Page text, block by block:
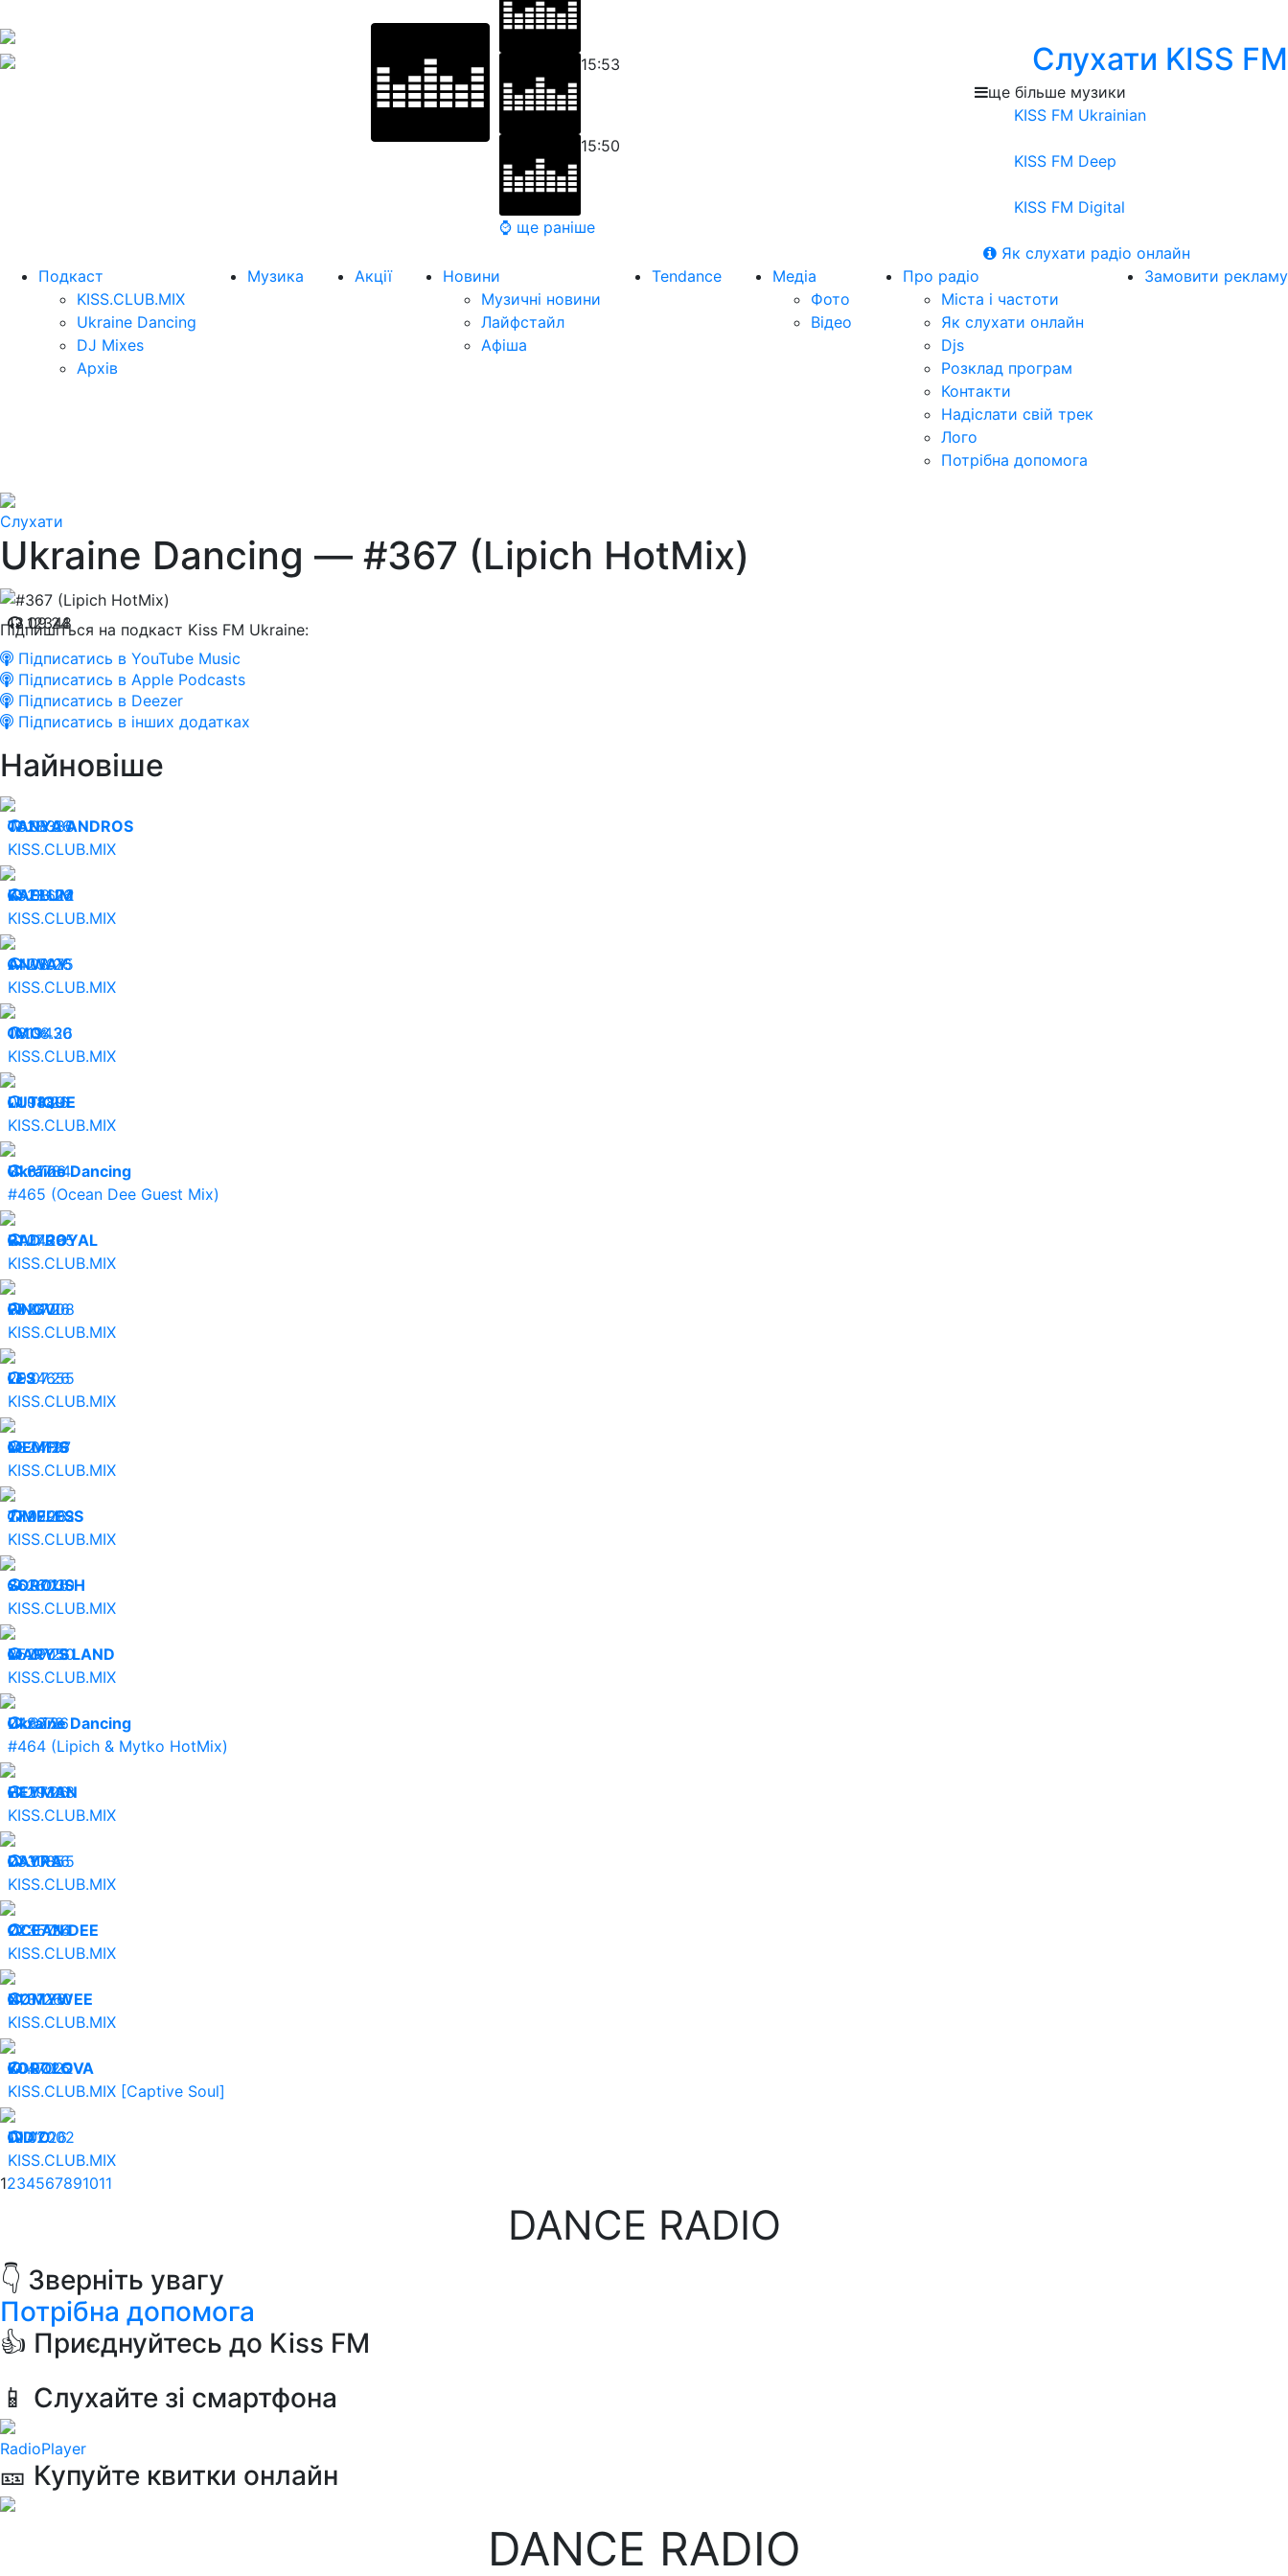
15:53
15:50
⌚ ще раніше
Слухати KISS FM
ще більше музики
KISS FM Ukrainian
KISS FM Deep
KISS FM Digital
Як слухати радіо онлайн
Подкаст
KISS.CLUB.MIX
Ukraine Dancing
DJ Mixes
Архів
Музика Акції
Новини
Музичні новини
Лайфстайл
Афіша
Tendance
Медіа
Фото
Відео
Про радіо
Міста і частоти
Як слухати онлайн
Djs
Розклад програм
Контакти
Надіслати свій трек
Лого
Потрібна допомога
Замовити рекламу
Слухати
Ukraine Dancing — #367 (Lipich HotMix)
13.09.24
12348
Підпишіться на подкаст Kiss FM Ukraine:
Підписатись в YouTube Music
Підписатись в Apple Podcasts
Підписатись в Deezer
Підписатись в інших додатках
Найновіше
06.08.26
28330
TANYA ANDROS
KISS.CLUB.MIX
05.08.26
28622
KAELUM
KISS.CLUB.MIX
04.08.26
23075
ANWAY
KISS.CLUB.MIX
03.08.26
19430
1MO:
KISS.CLUB.MIX
01.08.26
9489
LUTIQUE
KISS.CLUB.MIX
31.07.26
31784
Ukraine Dancing
#465 (Ocean Dee Guest Mix)
31.07.26
24395
RAD ROYAL
KISS.CLUB.MIX
30.07.26
24008
PINGVI
KISS.CLUB.MIX
29.07.26
24655
LES
KISS.CLUB.MIX
28.07.26
24197
MEMFIS
KISS.CLUB.MIX
27.07.26
29902
TIMELESS
KISS.CLUB.MIX
26.07.26
26030
SOROUSH
KISS.CLUB.MIX
25.07.26
29050
MARY'S LAND
KISS.CLUB.MIX
24.07.26
9278
Ukraine Dancing
#464 (Lipich & Mytko HotMix)
24.07.26
29333
HEYMAN
KISS.CLUB.MIX
23.07.26
30855
DAYRA
KISS.CLUB.MIX
22.07.26
35714
OCEAN DEE
KISS.CLUB.MIX
21.07.26
31260
NØMYWEE
KISS.CLUB.MIX
20.07.26
47022
KOROLOVA
KISS.CLUB.MIX [Captive Soul]
19.07.26
42002
DID’O
KISS.CLUB.MIX
1234567891011
DANCE RADIO
👇 Зверніть увагу
Потрібна допомога
👍 Приєднуйтесь до Kiss FM
📱 Слухайте зі смартфона
RadioPlayer
🎫 Купуйте квитки онлайн
DANCE RADIO